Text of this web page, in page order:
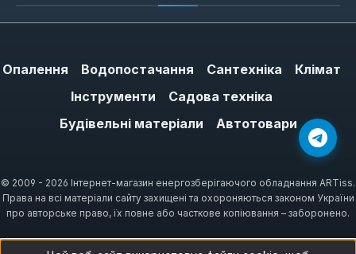
безпечне використання продукції.
сплавів та полімерів, що забезпечують
максимальну міцність та стійкість до
зносу.
точністю, що гарантує ідеальну
герметичність з'єднань та мінімізує
Опалення Водопостачання Сантехніка
Клімат
Інструменти
Садова техніка
Будівельні матеріали
Автотовари
© 2009 - 2026 Інтернет-магазин енергозберігаючого обладнання ARTiss.
Права на всі матеріали сайту захищені та охороняються законом України
про авторське право, їх повне або часткове копіювання – заборонено.